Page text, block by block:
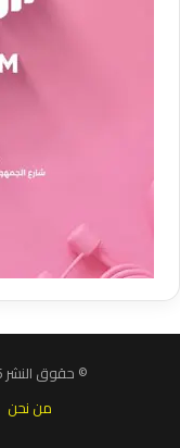
© حقوق النشر 2026، جميع الحقوق محفوظة |
من نحن